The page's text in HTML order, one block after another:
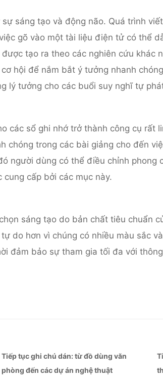
sáng tạo và động não. Quá trình
gõ vào một tài liệu điện tử có thể
tạo ra theo các nghiên cứu khác
hội để nắm bắt ý tưởng nhanh
lý tưởng cho các buổi suy nghĩ tự
các sổ ghi nhớ trở thành công cụ rất
chóng trong các bài giảng cho đến
người dùng có thể điều chỉnh phong
cấp bởi các mục này.
sáng tạo do bản chất tiêu chuẩn
do hơn vì chúng có nhiều màu sắc
đảm bảo sự tham gia tối đa với
Tiếp tục ghi chú dán: từ đồ dùng văn
phòng đến các dự án nghệ thuật